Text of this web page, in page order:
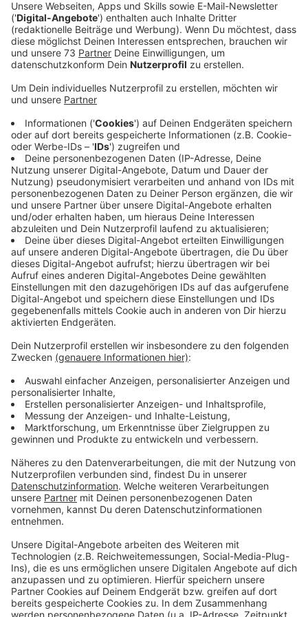
Reken und Gescher/Coesfeld endlich beginnen.
Veröffentlicht:Montag, 19.02.2024 05:58
Anzeige
Der weitere Plan
Anzeige
Eigentlich sollte die Sanierung im Sommer letzten
Jahres beginnen. Wegen Personal- und
Lieferengpässen wurde der Starttermin aber
mehrmals verschoben und im Winter wollte die
Autobahn GmbH dann auf Grund des schlechten
Wetters nicht sanieren. Heute (19.02.) sollen die
Arbeiten auf der A31 zwischen Reken und
Gescher/Coesfeld endlich beginnen, sagte uns ein
Sprecher der Autobahn GmbH auf Nachfrage. Die
Arbeiten beginnen heute mit der provisorischen
Verbreiterung der Anschluss-Stelle Reken in Richtung
Anschlussstelle Reken Richtung Emden ab heute 7 Uhr
bis voraussichtlich Freitag (23.2.) gesperrt. Die
Umleitung führt über die benachbarten
Anschlussstellen Lembeck und Borken. In der
nächsten Woche (25.02.) gehts dann Richtung Bottrop
mit den Arbeiten los. Dafür wird dort die Auf- und
Ausfahrt Reken Richtung Bottrop gesperrt. Auch hier
wird über Lembeck und Borken umgeleitet. In den
darauffolgenden Wochen ist dann die Anschluss-
Stelle Gescher/Coesfeld dran. Bis zum Jahresende
sollen die Arbeiten dann alle abgeschlossen sein.
Anzeige